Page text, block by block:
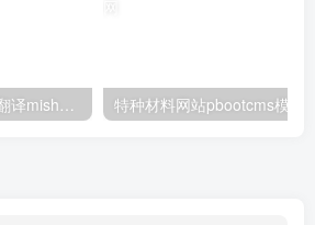
全球133种语言自动翻译mishop大米外贸商城系统